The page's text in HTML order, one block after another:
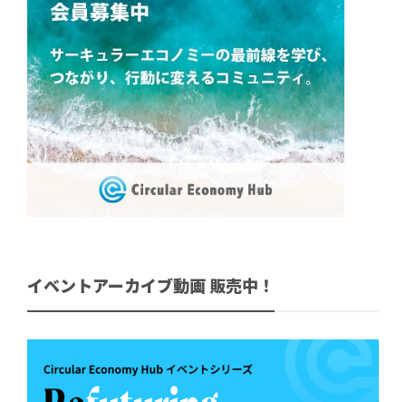
イベントアーカイブ動画 販売中！